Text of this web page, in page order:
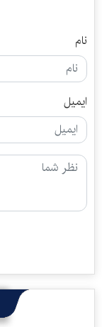
نام
ایمیل